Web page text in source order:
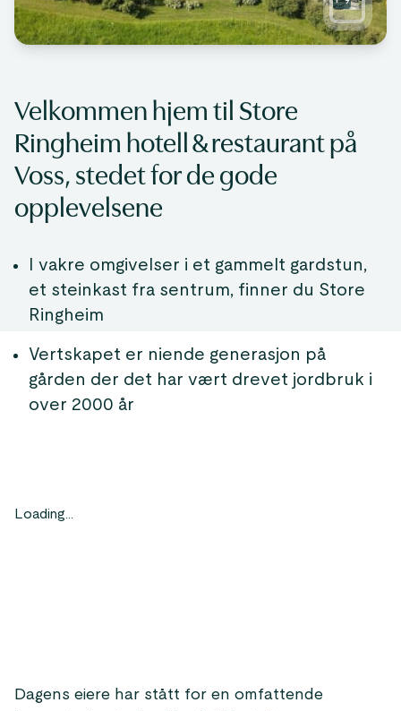
Velkommen hjem til Store
Ringheim hotell & restaurant på
Voss, stedet for de gode
opplevelsene
I vakre omgivelser i et gammelt gardstun,
et steinkast fra sentrum, finner du Store
Ringheim
Vertskapet er niende generasjon på
gården der det har vært drevet jordbruk i
over 2000 år
Loading...
Dagens eiere har stått for en omfattende